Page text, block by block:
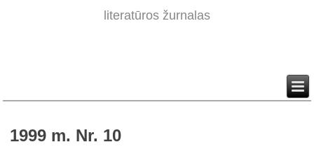
literatūros žurnalas
1999 m. Nr. 10